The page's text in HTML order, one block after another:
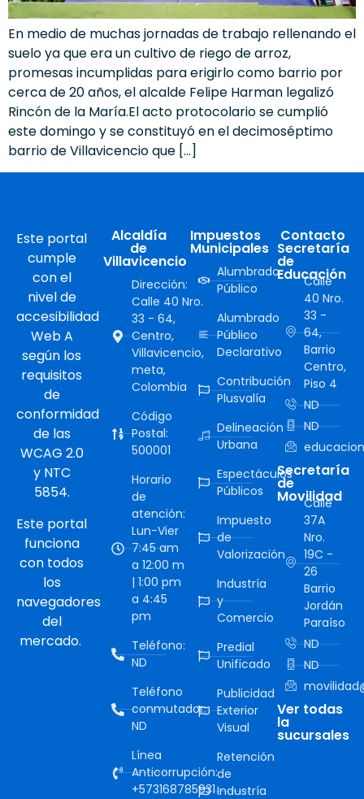
En medio de muchas jornadas de trabajo rellenando el
suelo ya que era un cultivo de riego de arroz,
promesas incumplidas para erigirlo como barrio por
cerca de 20 años, el alcalde Felipe Harman legalizó
Rincón de la María.El acto protocolario se cumplió
este domingo y se constituyó en el decimoséptimo
barrio de Villavicencio que […]
Este portal
cumple
con el
nivel de
accesibilidad
Web A
según los
requisitos
de
conformidad
de las
WCAG 2.0
y NTC
5854.
Este portal
funciona
con todos
los
navegadores
del
mercado.
Alcaldía
de
Villavicencio
Dirección:
Calle 40 Nro.
33 - 64,
Centro,
Villavicencio,
meta,
Colombia
Código
Postal:
500001
Horario
de
atención:
Lun-Vier
7:45 am
a 12:00 m
| 1:00 pm
a 4:45
pm
Teléfono:
ND
Teléfono
conmutador:
ND
Línea
Anticorrupción:
+573168785931
Impuestos
Municipales
Alumbrado
Público
Alumbrado
Público
Declarativo
Contribución
Plusvalía
Delineación
Urbana
Espectáculos
Públicos
Impuesto
de
Valorización
Industría
y
Comercio
Predial
Unificado
Publicidad
Exterior
Visual
Retención
de
Industría
Contacto
Secretaría
de
Educación
Calle
40 Nro.
33 -
64,
Barrio
Centro,
Piso 4
ND
ND
Secretaría
de
Movilidad
Calle
37A
Nro.
19C -
26
Barrio
Jordán
Paraíso
ND
ND
Ver todas
la
sucursales